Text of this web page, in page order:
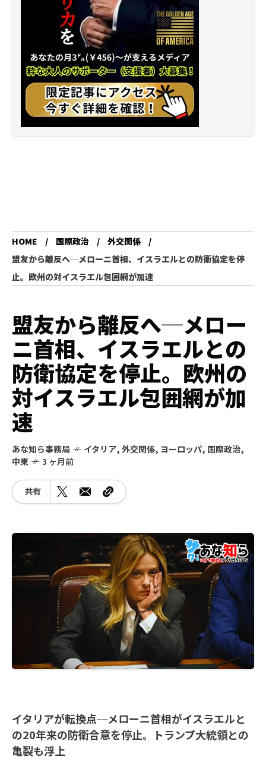
HOME 国際政治
外交関係
盟友から離反へ─メローニ首相、イスラエルとの防衛協定を停
止。欧州の対イスラエル包囲網が加速
盟友から離反へ─メロー
ニ首相、イスラエルとの
防衛協定を停止。欧州の
対イスラエル包囲網が加
速
あな知ら事務局 イタリア, 外交関係, ヨーロッパ, 国際政治,
中東
3 ヶ月前
共有
イタリアが転換点─メローニ首相がイスラエルと
の20年来の防衛合意を停止。トランプ大統領との
亀裂も浮上